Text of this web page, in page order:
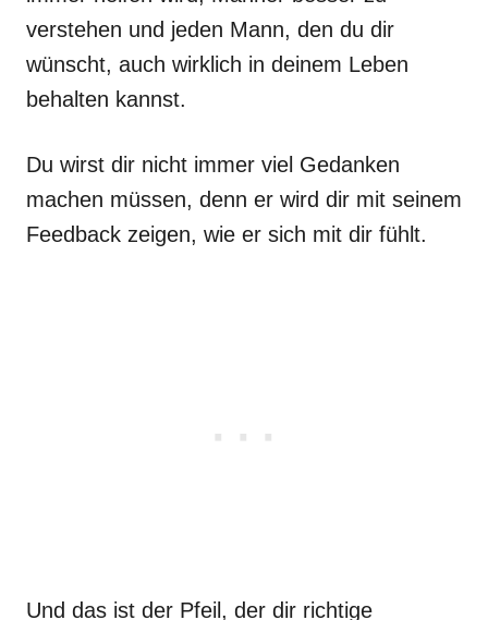
verstehen und jeden Mann, den du dir
wünscht, auch wirklich in deinem Leben
behalten kannst.
Du wirst dir nicht immer viel Gedanken
machen müssen, denn er wird dir mit seinem
Feedback zeigen, wie er sich mit dir fühlt.
Und das ist der Pfeil, der dir richtige